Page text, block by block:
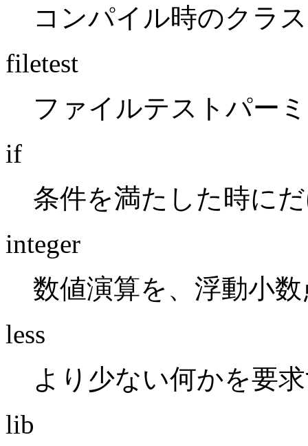
コンパイル時のクラ
filetest
ファイルテストパー
if
条件を満たした時に
integer
数値演算を、浮動小
less
より少ない何かを要
lib